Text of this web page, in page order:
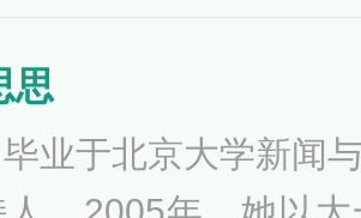
后荣获2011年金话
年国家广电总局五
统青年岗位能手、
思
业于北京大学新闻